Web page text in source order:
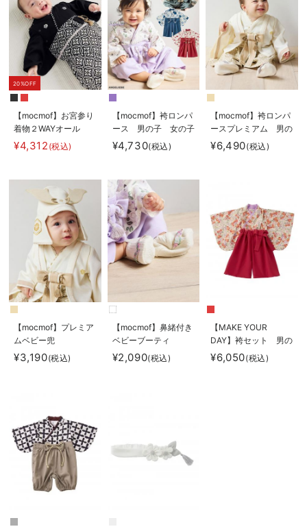
20%OFF
【mocmof】お宮参り
着物２WAYオール
¥4,312 (税込)
【mocmof】袴ロンパ
ース 男の子 女の子
¥4,730(税込)
【mocmof】袴ロンパ
ースプレミアム 男の
子
¥6,490(税込)
【mocmof】プレミア
ムベビー兜
¥3,190(税込)
【mocmof】鼻緒付き
ベビーブーティ
¥2,090(税込)
【MAKE YOUR
DAY】袴セット 男の
子 女の子
¥6,050(税込)